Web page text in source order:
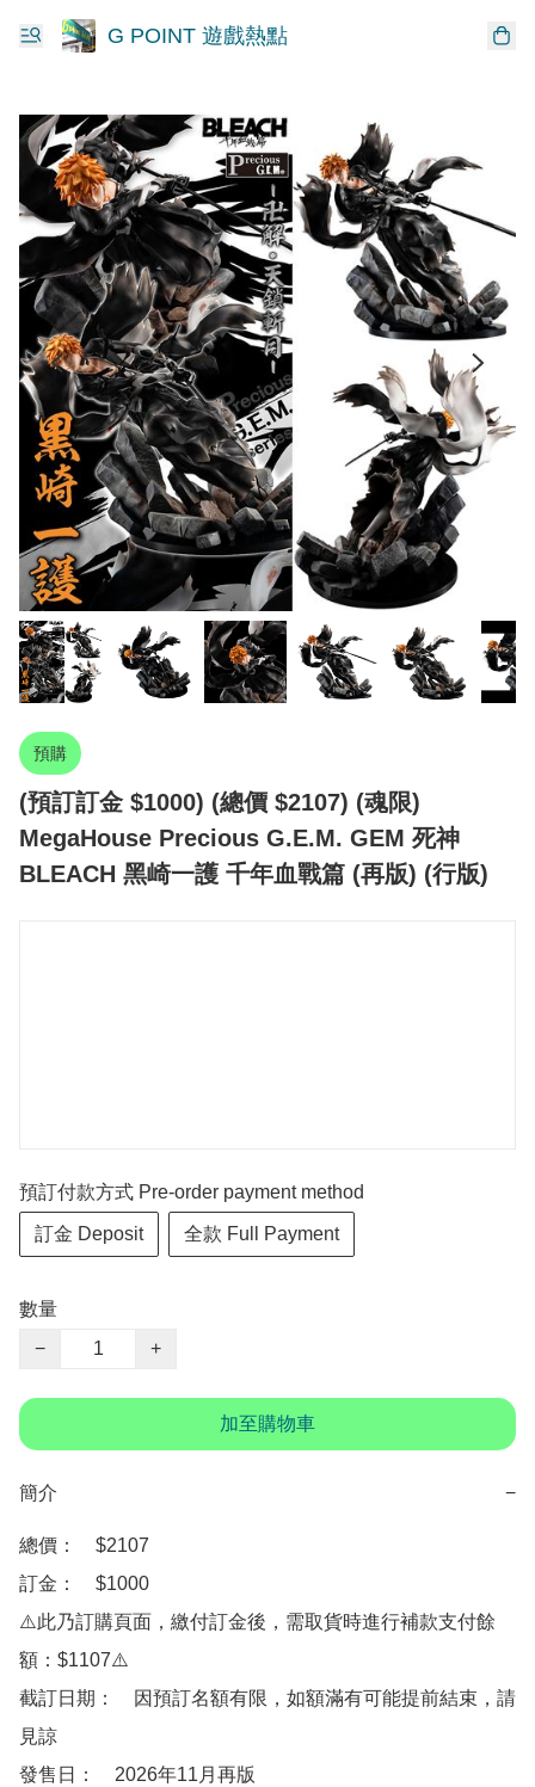
G POINT 遊戲熱點
預購
(預訂訂金 $1000) (總價 $2107) (魂限)
MegaHouse Precious G.E.M. GEM 死神
BLEACH 黑崎一護 千年血戰篇 (再版) (行版)
預訂付款方式 Pre-order payment method
訂金 Deposit 全款 Full Payment
數量
−
+
加至購物車
簡介 −
總價：　$2107
訂金：　$1000
⚠️此乃訂購頁面，繳付訂金後，需取貨時進行補款支付餘
額：$1107⚠️
截訂日期：　因預訂名額有限，如額滿有可能提前結束，請
見諒
發售日：　2026年11月再版